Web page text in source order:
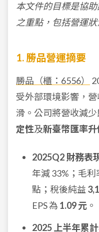
本文件的目標是協
之重點，包括營運
1. 勝品營運摘要
勝品（櫃：6556）
受外部環境影響，
滑。公司將營收減
定性及新臺幣匯率升
2025Q2 財務表
年減 33%；毛利
點；稅後純益
EPS 為 1.09 元 。
2025 上半年累